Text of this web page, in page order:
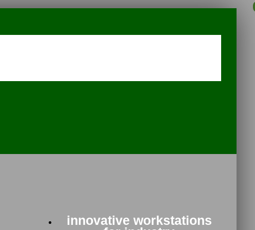
innovative workstations